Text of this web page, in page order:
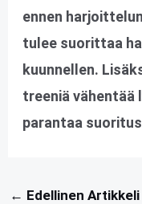
ennen
tulee suorittaa
kuunnellen.
treeniä vähentää
parantaa
← Edellinen Artikkeli